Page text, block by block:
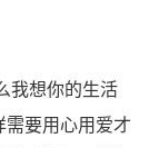
我想你的生活
需要用心用爱才